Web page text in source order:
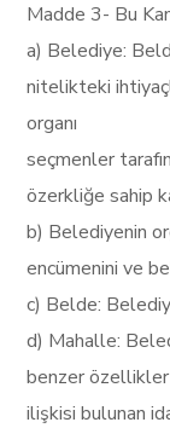
Madde 3- Bu
a) Belediye:
nitelikteki
organı
seçmenler
özerkliğe sahip
b) Belediyenin
encümenini ve
c) Belde:
d) Mahalle:
benzer
ilişkisi bulunan